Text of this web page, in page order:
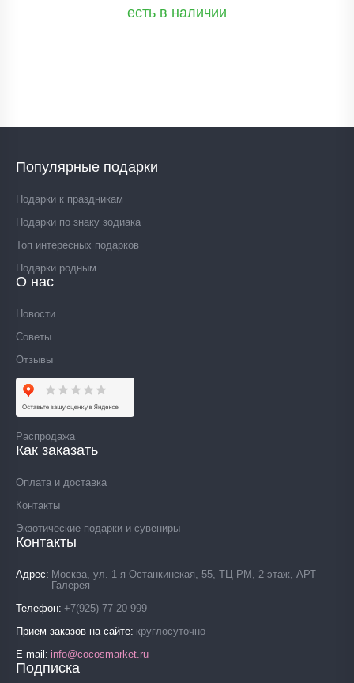
есть в наличии
Популярные подарки
Подарки к праздникам
Подарки по знаку зодиака
Топ интересных подарков
Подарки родным
О нас
Новости
Советы
Отзывы
Распродажа
Как заказать
Оплата и доставка
Контакты
Экзотические подарки и сувениры
Контакты
Адрес
Москва, ул. 1-я Останкинская, 55, ТЦ РМ, 2 этаж, АРТ
Галерея
Телефон +7(925) 77 20 999
Прием заказов на сайте круглосуточно
E-mail
info@cocosmarket.ru
Подписка